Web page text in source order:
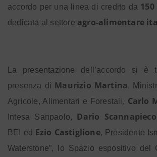
accordo per una linea di credito da
dedicata al settore agro-alimentare
La presentazione dell’accordo si è
presenza di Maurizio Martina ,
Agricole, Alimentari e Forestali, Carlo
Intesa Sanpaolo, Dario Scannapieco
BEI ed Ezio Castiglione, Presidente
Waterstone”, lo Spazio espositivo del